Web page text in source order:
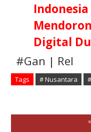
Digital
#Gan | Rel
Tags # Nusantara